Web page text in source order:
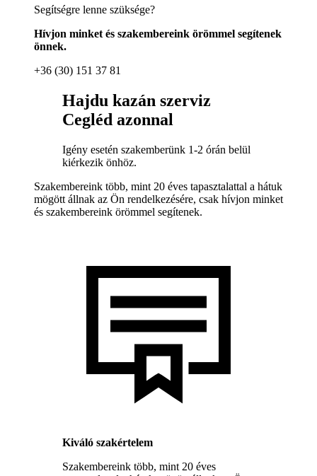
Segítségre lenne szüksége?
Hívjon minket és szakembereink örömmel segítenek
önnek.
+36 (30) 151 37 81
Hajdu kazán szerviz
Cegléd azonnal
Igény esetén szakemberünk 1-2 órán belül
kiérkezik önhöz.
Szakembereink több, mint 20 éves tapasztalattal a hátuk
mögött állnak az Ön rendelkezésére, csak hívjon minket
és szakembereink örömmel segítenek.
Kiváló szakértelem
Szakembereink több, mint 20 éves